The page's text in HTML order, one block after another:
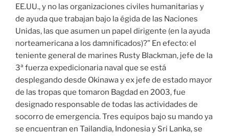
EE.UU., y no las organizaciones civiles humanitarias y
de ayuda que trabajan bajo la égida de las Naciones
Unidas, las que asumen un papel dirigente (en la ayuda
norteamericana a los damnificados)?” En efecto: el
teniente general de marines Rusty Blackman, jefe de la
3ª fuerza expedicionaria naval que se está
desplegando desde Okinawa y ex jefe de estado mayor
de las tropas que tomaron Bagdad en 2003, fue
designado responsable de todas las actividades de
socorro de emergencia. Tres equipos bajo su mando ya
se encuentran en Tailandia, Indonesia y Sri Lanka, se